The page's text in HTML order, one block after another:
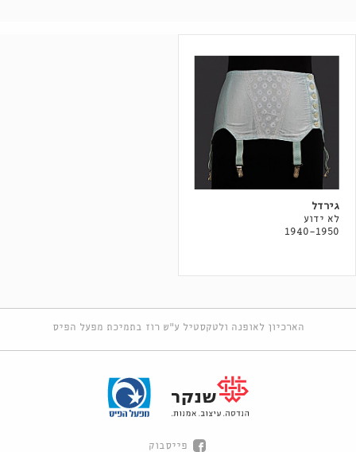
גירדל
לא ידוע
1940-1950
הארכיון לאופנה ולטקסטיל ע"ש רוז בתמיכת מפעל הפיס
פייסבוק